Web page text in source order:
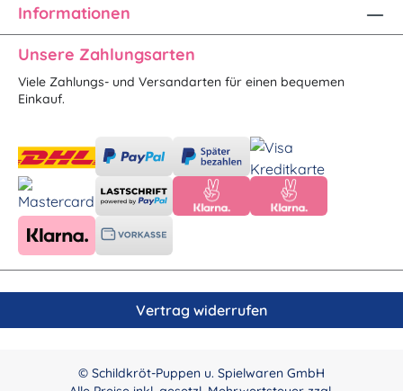
Informationen
Unsere Zahlungsarten
Viele Zahlungs- und Versandarten für einen bequemen
Einkauf.
Vertrag widerrufen
© Schildkröt-Puppen u. Spielwaren GmbH